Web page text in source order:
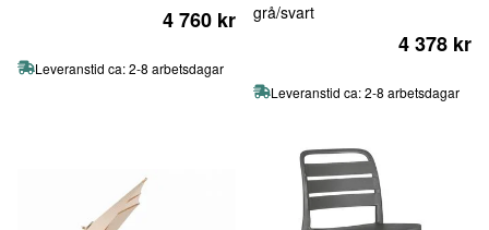
4 760 kr
Leveranstid ca: 2-8 arbetsdagar
grå/svart
4 378 kr
Leveranstid ca: 2-8 arbetsdagar